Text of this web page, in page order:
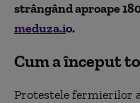
strângând aproape
meduza.io.
Cum a început
Protestele fermierilor